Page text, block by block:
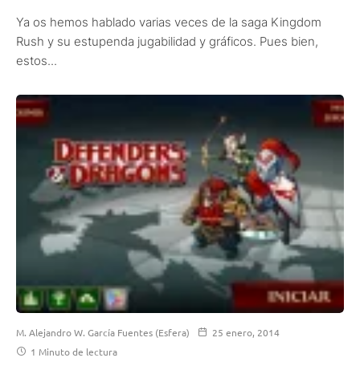
Ya os hemos hablado varias veces de la saga Kingdom
Rush y su estupenda jugabilidad y gráficos. Pues bien,
estos...
M. Alejandro W. García Fuentes (Esfera)
25 enero, 2014
1 Minuto de lectura